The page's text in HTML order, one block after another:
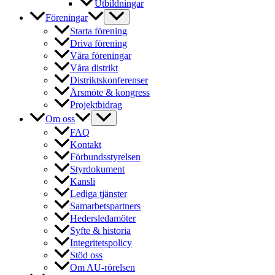
Utbildningar
Föreningar
Starta förening
Driva förening
Våra föreningar
Våra distrikt
Distriktskonferenser
Årsmöte & kongress
Projektbidrag
Om oss
FAQ
Kontakt
Förbundsstyrelsen
Styrdokument
Kansli
Lediga tjänster
Samarbetspartners
Hedersledamöter
Syfte & historia
Integritetspolicy
Stöd oss
Om AU-rörelsen